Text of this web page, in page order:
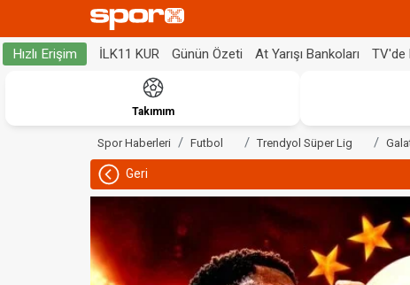
Hızlı Erişim İLK11 KUR Günün Özeti At Yarışı Bankoları TV'de
Takımım
Spor Haberleri Futbol Trendyol Süper Lig
Geri